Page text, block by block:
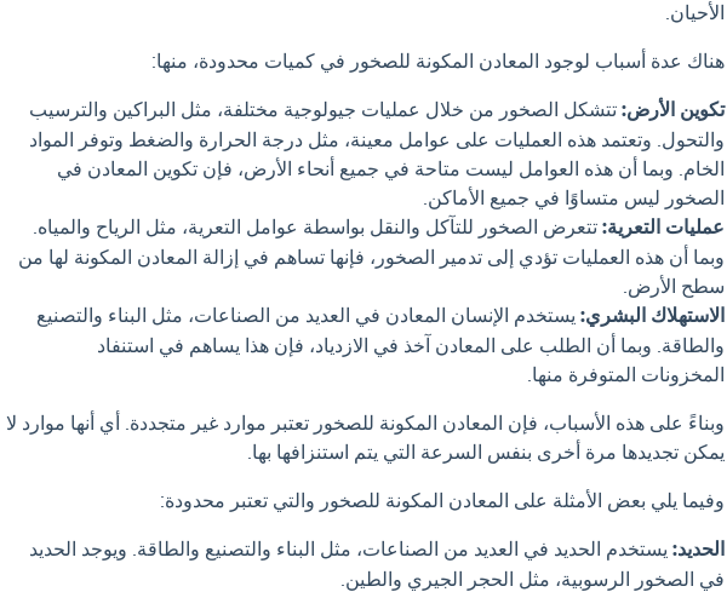
الأحيان.
هناك عدة أسباب لوجود المعادن المكونة للصخور في كميات محدودة، منها:
تكوين الأرض:تتشكل الصخور من خلال عمليات جيولوجية مختلفة، مثل البراكين والترسيب
والتحول. وتعتمد هذه العمليات على عوامل معينة، مثل درجة الحرارة والضغط وتوفر المواد
الخام. وبما أن هذه العوامل ليست متاحة في جميع أنحاء الأرض، فإن تكوين المعادن في
الصخور ليس متساوًا في جميع الأماكن.
عمليات التعرية:تتعرض الصخور للتآكل والنقل بواسطة عوامل التعرية، مثل الرياح والمياه.
وبما أن هذه العمليات تؤدي إلى تدمير الصخور، فإنها تساهم في إزالة المعادن المكونة لها من
سطح الأرض.
الاستهلاك البشري:يستخدم الإنسان المعادن في العديد من الصناعات، مثل البناء والتصنيع
والطاقة. وبما أن الطلب على المعادن آخذ في الازدياد، فإن هذا يساهم في استنفاد
المخزونات المتوفرة منها.
وبناءً على هذه الأسباب، فإن المعادن المكونة للصخور تعتبر موارد غير متجددة. أي أنها موارد لا
يمكن تجديدها مرة أخرى بنفس السرعة التي يتم استنزافها بها.
وفيما يلي بعض الأمثلة على المعادن المكونة للصخور والتي تعتبر محدودة:
الحديد:يستخدم الحديد في العديد من الصناعات، مثل البناء والتصنيع والطاقة. ويوجد الحديد
في الصخور الرسوبية، مثل الحجر الجيري والطين.